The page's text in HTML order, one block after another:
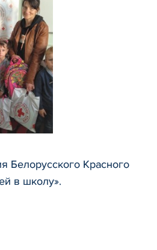
Белорусского Красного
в школу».